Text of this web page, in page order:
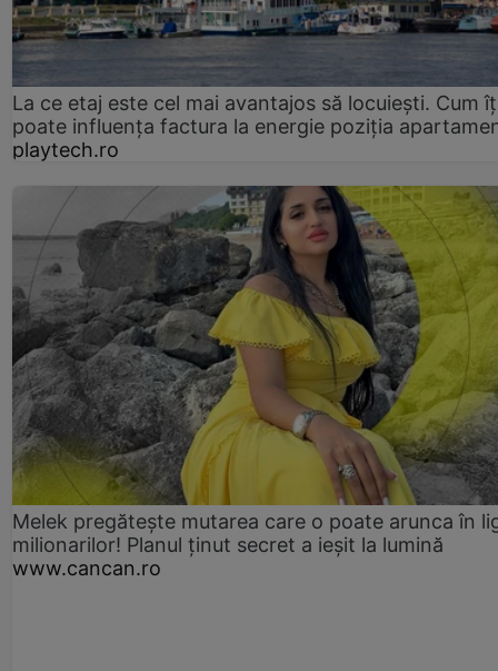
La ce etaj este cel mai avantajos să locuiești. Cum
poate influența factura la energie poziția
playtech.ro
Melek pregătește mutarea care o poate arunca în
milionarilor! Planul ținut secret a ieșit la lumină
www.cancan.ro